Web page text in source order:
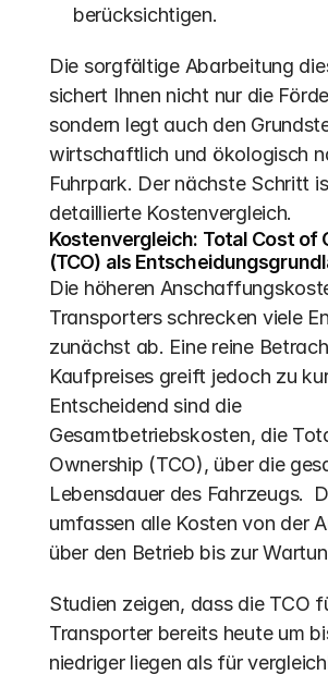
berücksichtigen.
Die sorgfältige Abarbeitung
sichert Ihnen nicht nur die
sondern legt auch den
wirtschaftlich und ökologisch
Fuhrpark. Der nächste Schritt
detaillierte Kostenvergleich.
Kostenvergleich: Total Cost of
(TCO) als
Die höheren
Transporters schrecken viele
zunächst ab. Eine reine
Kaufpreises greift jedoch zu
Entscheidend sind die
Gesamtbetriebskosten, die
Ownership (TCO), über die
Lebensdauer des Fahrzeugs.
umfassen alle Kosten von der
über den Betrieb bis zur
Studien zeigen, dass die TCO
Transporter bereits heute um
niedriger liegen als für